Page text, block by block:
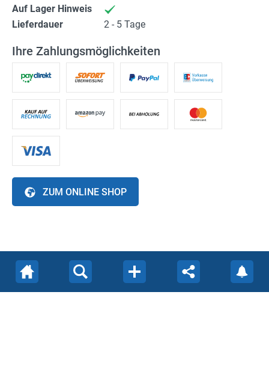
Auf Lager Hinweis
Lieferdauer
2 - 5 Tage
Ihre Zahlungsmöglichkeiten
ZUM ONLINE SHOP
Impressum